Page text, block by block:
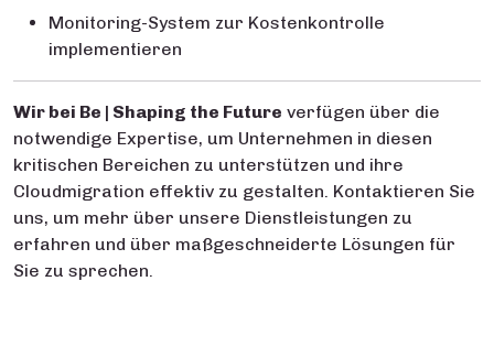
Monitoring-System zur Kostenkontrolle
implementieren
Wir bei Be | Shaping the Future verfügen über die
notwendige Expertise, um Unternehmen in diesen
kritischen Bereichen zu unterstützen und ihre
Cloudmigration effektiv zu gestalten. Kontaktieren Sie
uns, um mehr über unsere Dienstleistungen zu
erfahren und über maßgeschneiderte Lösungen für
Sie zu sprechen.